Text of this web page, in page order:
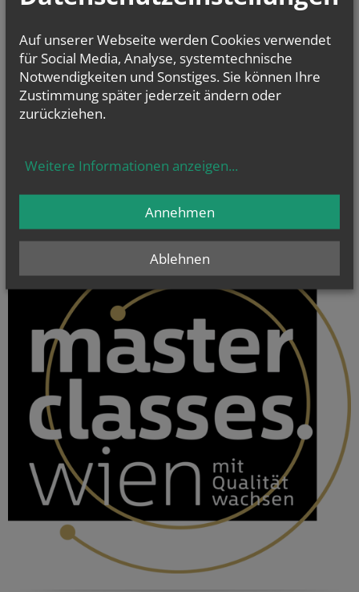
Auf unserer Webseite werden Cookies verwendet
für Social Media, Analyse, systemtechnische
Notwendigkeiten und Sonstiges. Sie können Ihre
Zustimmung später jederzeit ändern oder
zurückziehen.
Weitere Informationen anzeigen...
Ablehnen
Annehmen